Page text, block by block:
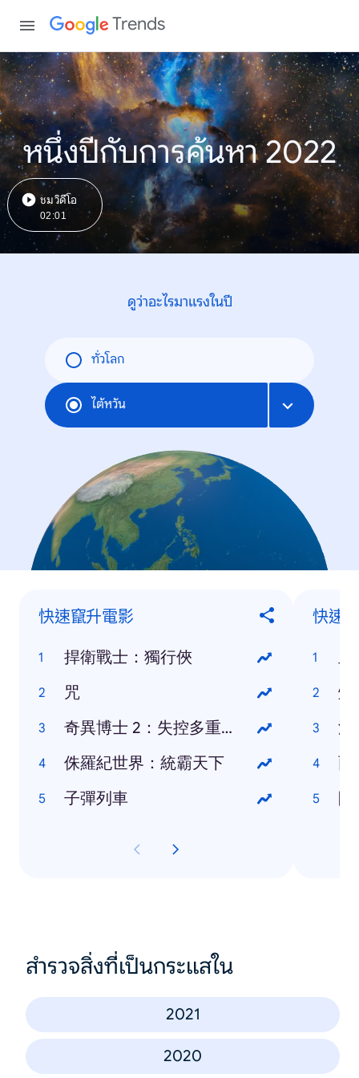
Trends
หนึ่งปีกับการค้นหา 2022
ชมวิดีโอ
02:01
ดูว่าอะไรมาแรงในปี
ทั่วโลก
ไต้หวัน
快速竄升電影
捍衛戰士：獨行俠
咒
奇異博士 2：失控多重宇宙
侏羅紀世界：統霸天下
子彈列車
快速
烘
泳
雨
防
สำรวจสิ่งที่เป็นกระแสใน
2021
2020